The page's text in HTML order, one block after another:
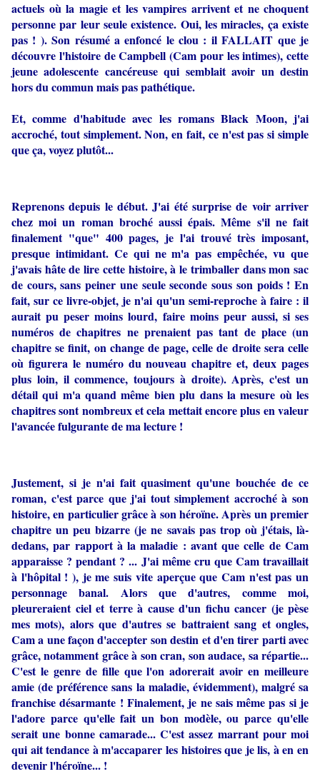
actuels où la magie et les vampires arrivent et ne choquent
personne par leur seule existence. Oui, les miracles, ça existe
pas ! ). Son résumé a enfoncé le clou : il FALLAIT que je
découvre l'histoire de Campbell (Cam pour les intimes), cette
jeune adolescente cancéreuse qui semblait avoir un destin
hors du commun mais pas pathétique.
Et, comme d'habitude avec les romans Black Moon, j'ai
accroché, tout simplement. Non, en fait, ce n'est pas si simple
que ça, voyez plutôt...
Reprenons depuis le début. J'ai été surprise de voir arriver
chez moi un roman broché aussi épais. Même s'il ne fait
finalement "que" 400 pages, je l'ai trouvé très imposant,
presque intimidant. Ce qui ne m'a pas empêchée, vu que
j'avais hâte de lire cette histoire, à le trimballer dans mon sac
de cours, sans peiner une seule seconde sous son poids ! En
fait, sur ce livre-objet, je n'ai qu'un semi-reproche à faire : il
aurait pu peser moins lourd, faire moins peur aussi, si ses
numéros de chapitres ne prenaient pas tant de place (un
chapitre se finit, on change de page, celle de droite sera celle
où figurera le numéro du nouveau chapitre et, deux pages
plus loin, il commence, toujours à droite). Après, c'est un
détail qui m'a quand même bien plu dans la mesure où les
chapitres sont nombreux et cela mettait encore plus en valeur
l'avancée fulgurante de ma lecture !
Justement, si je n'ai fait quasiment qu'une bouchée de ce
roman, c'est parce que j'ai tout simplement accroché à son
histoire, en particulier grâce à son héroïne. Après un premier
chapitre un peu bizarre (je ne savais pas trop où j'étais, là-
dedans, par rapport à la maladie : avant que celle de Cam
apparaisse ? pendant ? ... J'ai même cru que Cam travaillait
à l'hôpital ! ), je me suis vite aperçue que Cam n'est pas un
personnage banal. Alors que d'autres, comme moi,
pleureraient ciel et terre à cause d'un fichu cancer (je pèse
mes mots), alors que d'autres se battraient sang et ongles,
Cam a une façon d'accepter son destin et d'en tirer parti avec
grâce, notamment grâce à son cran, son audace, sa répartie...
C'est le genre de fille que l'on adorerait avoir en meilleure
amie (de préférence sans la maladie, évidemment), malgré sa
franchise désarmante ! Finalement, je ne sais même pas si je
l'adore parce qu'elle fait un bon modèle, ou parce qu'elle
serait une bonne camarade... C'est assez marrant pour moi
qui ait tendance à m'accaparer les histoires que je lis, à en en
devenir l'héroïne... !